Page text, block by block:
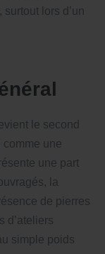
surtout lors d’un
le second
une
une part
la
de pierres
d’ateliers
simple poids